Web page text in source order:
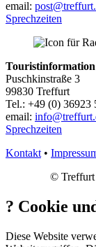
email:
Sprechzeiten
Puschkinstraße 3
99830 Treffurt
Tel.: +49 (0) 36923
email:
Sprechzeiten
Kontakt •
©
? Cookie
Diese Website